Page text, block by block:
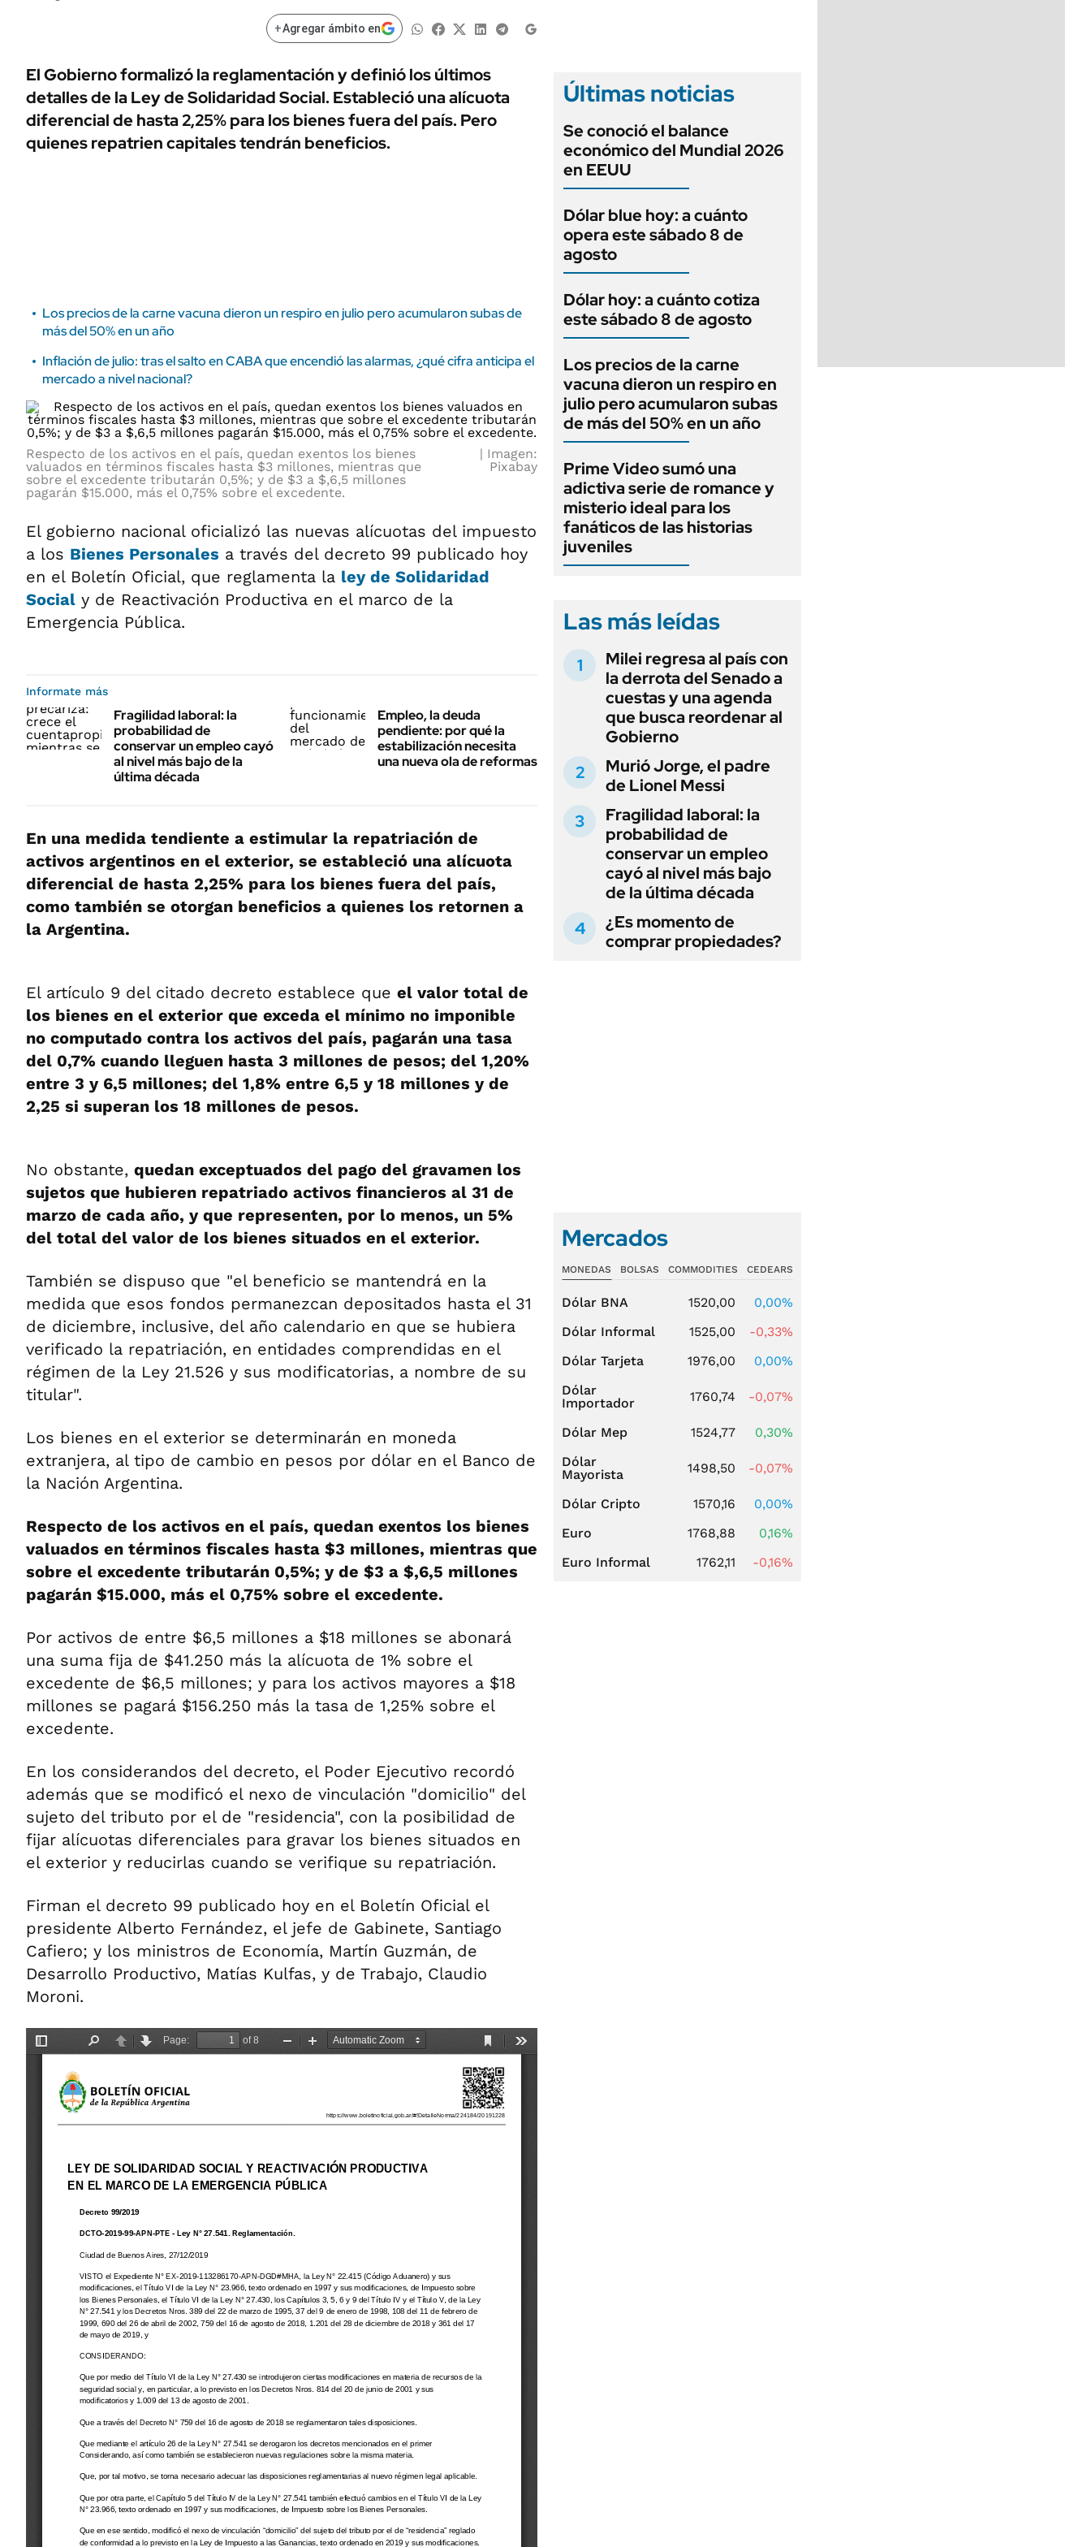
ÁMBITO DEBATE
Municipios
AUTOS
+Agregar ámbito en
El Gobierno formalizó la reglamentación y definió los últimos
detalles de la Ley de Solidaridad Social. Estableció una alícuota
diferencial de hasta 2,25% para los bienes fuera del país. Pero
quienes repatrien capitales tendrán beneficios.
Los precios de la carne vacuna dieron un respiro en julio pero acumularon subas de
más del 50% en un año
Inflación de julio: tras el salto en CABA que encendió las alarmas, ¿qué cifra anticipa el
mercado a nivel nacional?
Respecto de los activos en el país, quedan exentos los bienes
valuados en términos fiscales hasta $3 millones, mientras que
sobre el excedente tributarán 0,5%; y de $3 a $,6,5 millones
pagarán $15.000, más el 0,75% sobre el excedente.
Imagen:
Pixabay
El gobierno nacional oficializó las nuevas alícuotas del impuesto
a los Bienes Personales a través del decreto 99 publicado hoy
en el Boletín Oficial, que reglamenta la ley de Solidaridad
Social y de Reactivación Productiva en el marco de la
Emergencia Pública.
Informate más
Fragilidad laboral: la
probabilidad de
conservar un empleo cayó
al nivel más bajo de la
última década
Empleo, la deuda
pendiente: por qué la
estabilización necesita
una nueva ola de reformas
En una medida tendiente a estimular la repatriación de
activos argentinos en el exterior, se estableció una alícuota
diferencial de hasta 2,25% para los bienes fuera del país,
como también se otorgan beneficios a quienes los retornen a
la Argentina.
El artículo 9 del citado decreto establece que el valor total de
los bienes en el exterior que exceda el mínimo no imponible
no computado contra los activos del país, pagarán una tasa
del 0,7% cuando lleguen hasta 3 millones de pesos; del 1,20%
entre 3 y 6,5 millones; del 1,8% entre 6,5 y 18 millones y de
2,25 si superan los 18 millones de pesos.
No obstante, quedan exceptuados del pago del gravamen los
sujetos que hubieren repatriado activos financieros al 31 de
marzo de cada año, y que representen, por lo menos, un 5%
del total del valor de los bienes situados en el exterior.
También se dispuso que "el beneficio se mantendrá en la
medida que esos fondos permanezcan depositados hasta el 31
de diciembre, inclusive, del año calendario en que se hubiera
verificado la repatriación, en entidades comprendidas en el
régimen de la Ley 21.526 y sus modificatorias, a nombre de su
titular".
Los bienes en el exterior se determinarán en moneda
extranjera, al tipo de cambio en pesos por dólar en el Banco de
la Nación Argentina.
Respecto de los activos en el país, quedan exentos los bienes
valuados en términos fiscales hasta $3 millones, mientras que
sobre el excedente tributarán 0,5%; y de $3 a $,6,5 millones
pagarán $15.000, más el 0,75% sobre el excedente.
Por activos de entre $6,5 millones a $18 millones se abonará
una suma fija de $41.250 más la alícuota de 1% sobre el
excedente de $6,5 millones; y para los activos mayores a $18
millones se pagará $156.250 más la tasa de 1,25% sobre el
excedente.
En los considerandos del decreto, el Poder Ejecutivo recordó
además que se modificó el nexo de vinculación "domicilio" del
sujeto del tributo por el de "residencia", con la posibilidad de
fijar alícuotas diferenciales para gravar los bienes situados en
el exterior y reducirlas cuando se verifique su repatriación.
Firman el decreto 99 publicado hoy en el Boletín Oficial el
presidente Alberto Fernández, el jefe de Gabinete, Santiago
Cafiero; y los ministros de Economía, Martín Guzmán, de
Desarrollo Productivo, Matías Kulfas, y de Trabajo, Claudio
Moroni.
Últimas noticias
Se conoció el balance
económico del Mundial 2026
en EEUU
Dólar blue hoy: a cuánto
opera este sábado 8 de
agosto
Dólar hoy: a cuánto cotiza
este sábado 8 de agosto
Los precios de la carne
vacuna dieron un respiro en
julio pero acumularon subas
de más del 50% en un año
Prime Video sumó una
adictiva serie de romance y
misterio ideal para los
fanáticos de las historias
juveniles
Las más leídas
Milei regresa al país con
la derrota del Senado a
cuestas y una agenda
que busca reordenar al
Gobierno
Murió Jorge, el padre
de Lionel Messi
Fragilidad laboral: la
probabilidad de
conservar un empleo
cayó al nivel más bajo
de la última década
¿Es momento de
comprar propiedades?
Mercados
MONEDAS BOLSAS COMMODITIES CEDEARS
Dólar BNA 1520,00
0,00%
Dólar Informal
1525,00
-0,33%
Dólar Tarjeta
1976,00
0,00%
Dólar
Importador
1760,74 -0,07%
Dólar Mep 1524,77
0,30%
Dólar
Mayorista
1498,50 -0,07%
Dólar Cripto 1570,16
0,00%
Euro
1768,88
0,16%
Euro Informal
1762,11 -0,16%